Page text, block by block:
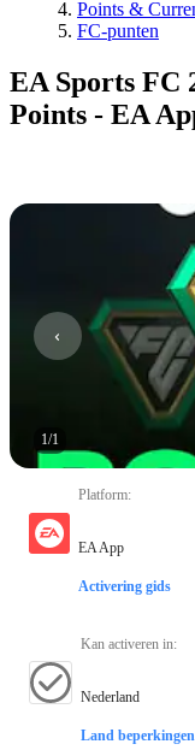
Points &
FC-punten
EA Sports FC
Points - EA
1/1
Platform:
EA App
Activering gids
Kan activeren in:
Nederland
Land beperkingen